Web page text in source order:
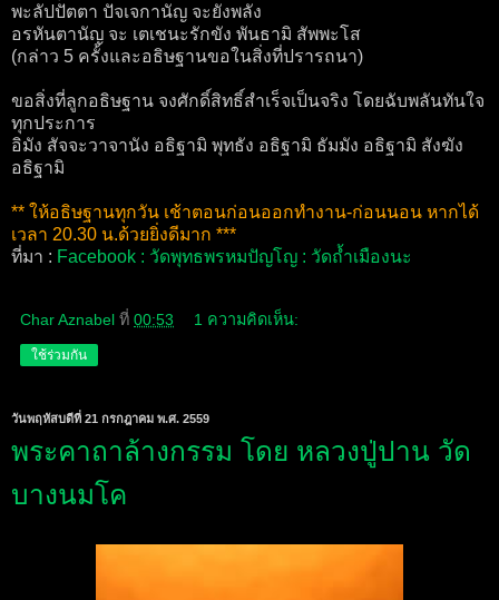
พะลัปปัตตา ปัจเจกานัญ จะยังพลัง
อรหันตานัญ จะ เตเชนะรักขัง พันธามิ สัพพะโส
(กล่าว 5 ครั้งและอธิษฐานขอในสิ่งที่ปรารถนา)
ขอสิ่งที่ลูกอธิษฐาน จงศักดิ์สิทธิ์สำเร็จเป็นจริง โดยฉับพลันทันใจ
ทุกประการ
อิมัง สัจจะวาจานัง อธิฐามิ พุทธัง อธิฐามิ ธัมมัง อธิฐามิ สังฆัง
อธิฐามิ
** ให้อธิษฐานทุกวัน เช้าตอนก่อนออกทำงาน-ก่อนนอน หากได้
เวลา 20.30 น.ด้วยยิ่งดีมาก ***
ที่มา : Facebook : วัดพุทธพรหมปัญโญ : วัดถ้ำเมืองนะ
Char Aznabel ที่ 00:53 1 ความคิดเห็น:
ใช้ร่วมกัน
วันพฤหัสบดีที่ 21 กรกฎาคม พ.ศ. 2559
พระคาถาล้างกรรม โดย หลวงปู่ปาน วัด
บางนมโค